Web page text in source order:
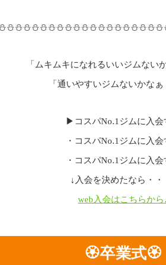
「ムキムキになれるいいジムない
「通いやすいジムないかなぁ
▶コスパNo.1ジムに入会
・コスパNo.1ジムに入会
・コスパNo.1ジムに入会
↓入会を決めたなら・・
web入会はこちらから
🏵卒業式🏵